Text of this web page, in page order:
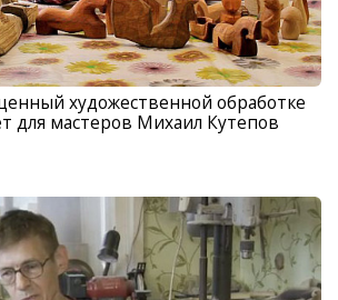
художественной обработке
для мастеров Михаил Кутепов